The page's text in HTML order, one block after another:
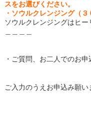
スをお選びください。
・ソウルクレンジング（３
ソウルクレンジングはヒー
・ご質問、お二人でのお
ご入力のうえお申込み願い